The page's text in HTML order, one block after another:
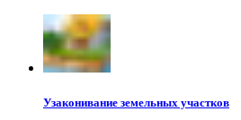
Узаконивание земельных участков